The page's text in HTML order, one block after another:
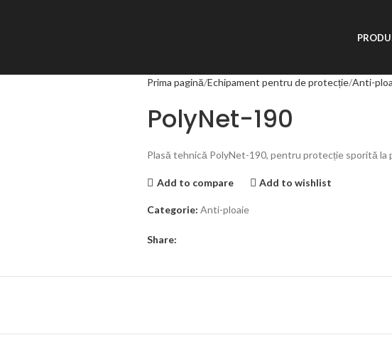
Prima pagină Echipament pentru de protecție Anti-
PolyNet-190
Plasă tehnică PolyNet-190, pentru protecție sporită la
Add to compare Add to wishlist
Categorie: Anti-ploaie
Share: